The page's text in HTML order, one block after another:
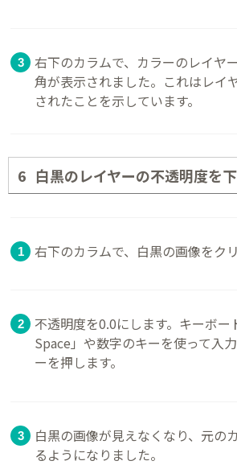
右下のカラムで、カラーのレイヤ
角が表示されました。これはレイ
されたことを示しています。
白黒のレイヤーの不透明度を
右下のカラムで、白黒の画像をク
不透明度を0.0にします。キーボー
Space」や数字のキーを使って入
ーを押します。
白黒の画像が見えなくなり、元の
るようになりました。